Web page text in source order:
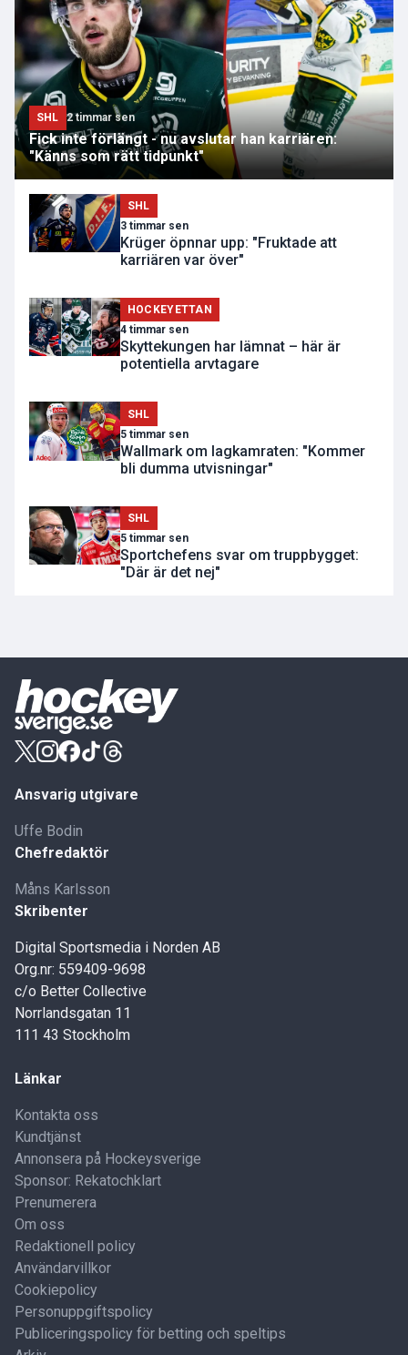
SHL 2 timmar sen
Fick inte förlängt - nu avslutar han karriären:
"Känns som rätt tidpunkt"
SHL
3 timmar sen
Krüger öpnnar upp: "Fruktade att
karriären var över"
HOCKEYETTAN
4 timmar sen
Skyttekungen har lämnat – här är
potentiella arvtagare
SHL
5 timmar sen
Wallmark om lagkamraten: "Kommer
bli dumma utvisningar"
SHL
5 timmar sen
Sportchefens svar om truppbygget:
"Där är det nej"
Ansvarig utgivare
Uffe Bodin
Chefredaktör
Måns Karlsson
Skribenter
Digital Sportsmedia i Norden AB
Org.nr: 559409-9698
c/o Better Collective
Norrlandsgatan 11
111 43 Stockholm
Länkar
Kontakta oss
Kundtjänst
Annonsera på Hockeysverige
Sponsor: Rekatochklart
Prenumerera
Om oss
Redaktionell policy
Användarvillkor
Cookiepolicy
Personuppgiftspolicy
Publiceringspolicy för betting och speltips